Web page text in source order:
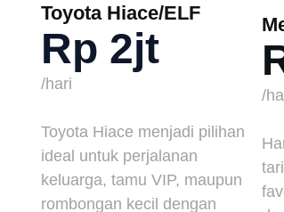
Toyota Hiace/ELF
Rp 2jt
/hari
Toyota Hiace menjadi pilihan
ideal untuk perjalanan
keluarga, tamu VIP, maupun
rombongan kecil dengan
/